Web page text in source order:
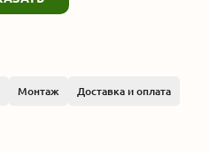
Монтаж Доставка и оплата